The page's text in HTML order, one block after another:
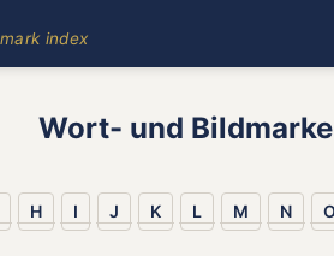
index
Wort- und
H I J K L M N O